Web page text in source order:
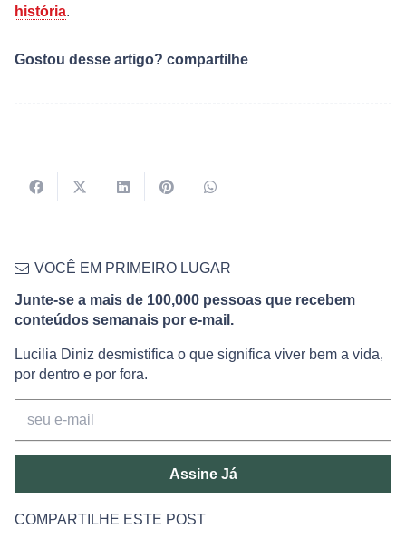
história.
Gostou desse artigo? compartilhe
VOCÊ EM PRIMEIRO LUGAR
Junte-se a mais de 100,000 pessoas que recebem
conteúdos semanais por e-mail.
Lucilia Diniz desmistifica o que significa viver bem a vida,
por dentro e por fora.
Assine Já
COMPARTILHE ESTE POST